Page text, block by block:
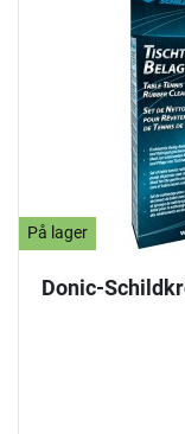
På lager
Donic-